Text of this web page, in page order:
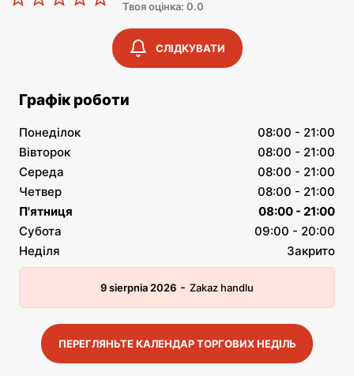
Твоя оцінка: 0.0
СЛІДКУВАТИ
Графік роботи
Понеділок
08:00 - 21:00
Вівторок
08:00 - 21:00
Середа
08:00 - 21:00
Четвер
08:00 - 21:00
П'ятниця
08:00 - 21:00
Субота
09:00 - 20:00
Неділя
Закрито
9 sierpnia 2026 - Zakaz handlu
ПЕРЕГЛЯНЬТЕ КАЛЕНДАР ТОРГОВИХ НЕДІЛЬ